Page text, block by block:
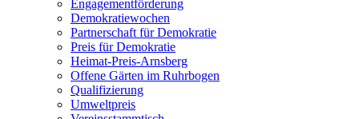
Engagementförderung
Demokratiewochen
Partnerschaft für Demokratie
Preis für Demokratie
Heimat-Preis-Arnsberg
Offene Gärten im Ruhrbogen
Qualifizierung
Umweltpreis